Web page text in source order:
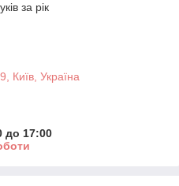
за рік
Київ, Україна
до 17:00